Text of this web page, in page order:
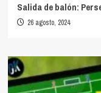
Salida de balón:
26 agosto, 2024